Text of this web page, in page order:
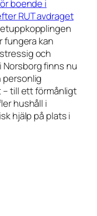
boende i
RUT avdraget
fungera kan
och
Norsborg finns nu
personlig
till ett förmånligt
hushåll i
hjälp på plats i